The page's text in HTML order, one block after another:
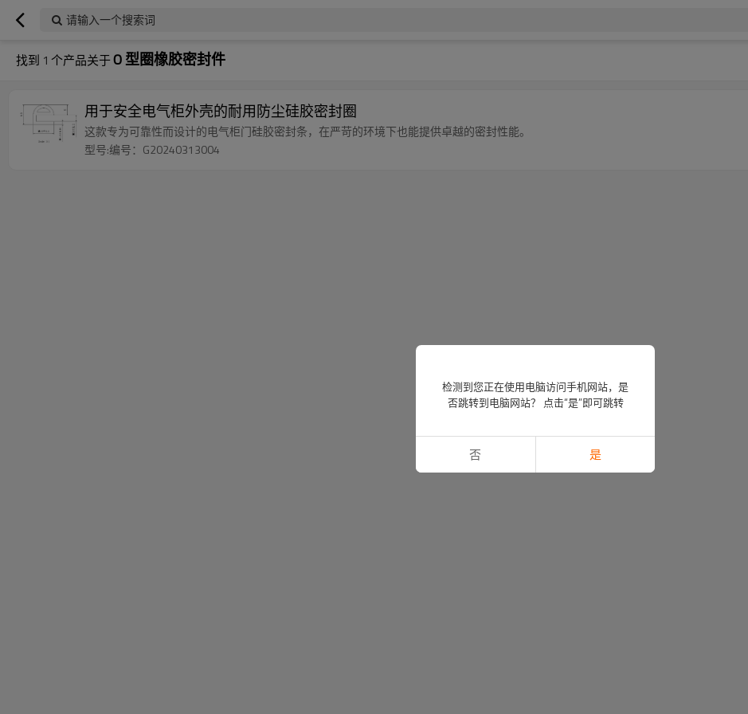
请输入一个搜索词
找到 1 个产品关于O 型圈橡胶密封件
用于安全电气柜外壳的耐用防尘硅胶密封圈
这款专为可靠性而设计的电气柜门硅胶密封条，在严苛的环境下也能提供卓越的密封性能。
型号:编号：G20240313004
检测到您正在使用电脑访问手机网站，是
否跳转到电脑网站？ 点击“是”即可跳转
否 是